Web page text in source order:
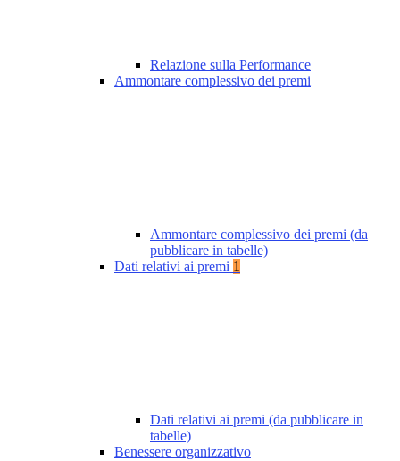
Relazione sulla Performance
Ammontare complessivo dei premi
Ammontare complessivo dei premi (da
pubblicare in tabelle)
Dati relativi ai premi 1
Dati relativi ai premi (da pubblicare in
tabelle)
Benessere organizzativo